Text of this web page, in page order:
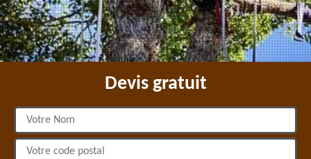
Devis gratuit